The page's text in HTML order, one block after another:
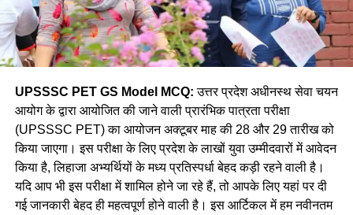
UPSSSC PET GS Model MCQ: उत्तर प्रदेश अधीनस्थ सेवा चयन
आयोग के द्वारा आयोजित की जाने वाली प्रारंभिक पात्रता परीक्षा
(UPSSSC PET) का आयोजन अक्टूबर माह की 28 और 29 तारीख को
किया जाएगा। इस परीक्षा के लिए प्रदेश के लाखों युवा उम्मीदवारों में आवेदन
किया है, लिहाजा अभ्यर्थियों के मध्य प्रतिस्पर्धा बेहद कड़ी रहने वाली है।
यदि आप भी इस परीक्षा में शामिल होने जा रहे हैं, तो आपके लिए यहां पर दी
गई जानकारी बेहद ही महत्वपूर्ण होने वाली है। इस आर्टिकल में हम नवीनतम